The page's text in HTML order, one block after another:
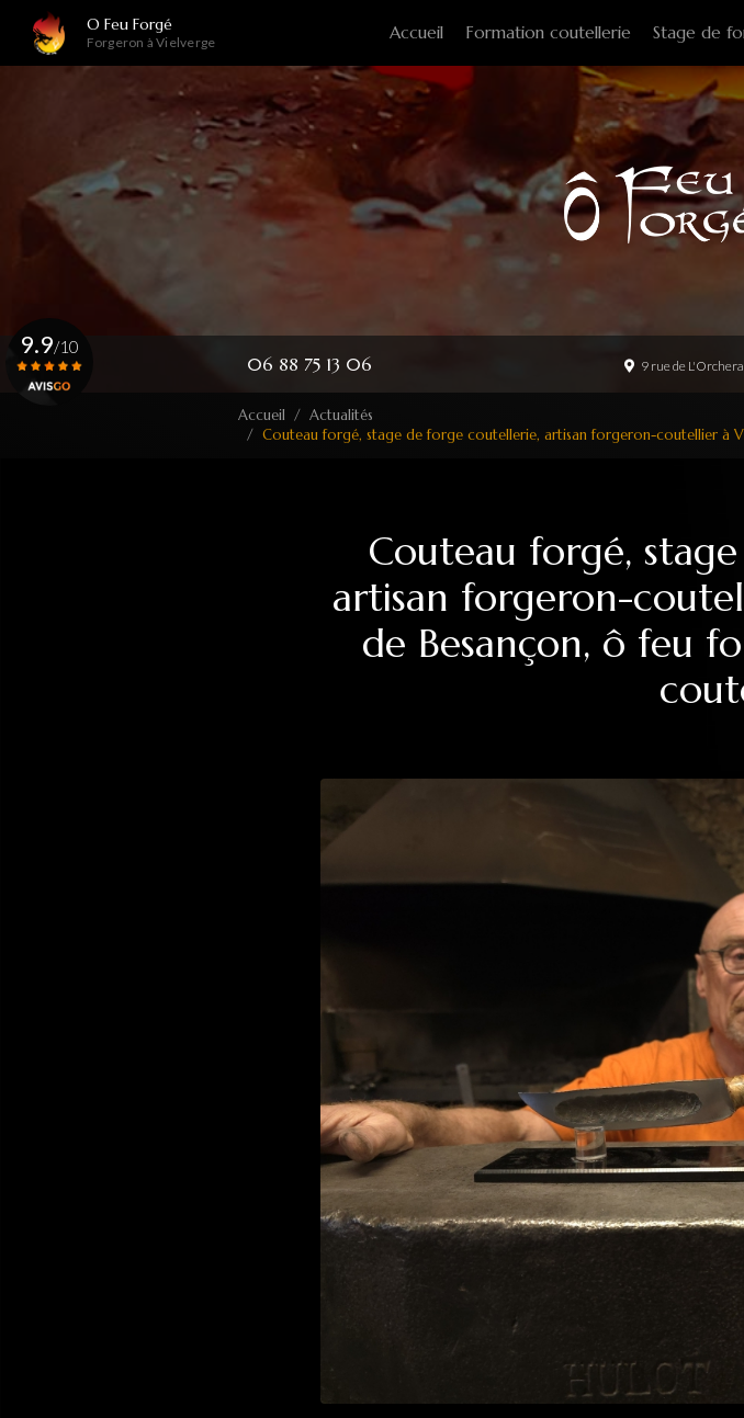
contenu
O Feu Forgé
Forgeron à Vielverge Accueil Formation coutellerie Stage de
06 88 75 13 06 9 rue de
9.9/10
Accueil
Actualités
Couteau forgé, stage de forge coutellerie, artisan forgeron-coutellier à
Couteau forgé,
artisan forgeron-
de Besançon, ô feu